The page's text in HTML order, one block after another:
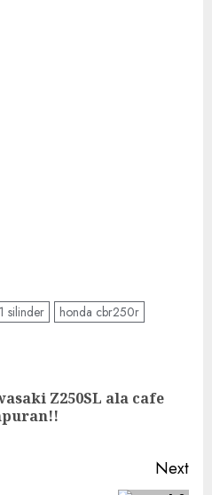
silinder honda cbr250r
Z250SL ala cafe
Next